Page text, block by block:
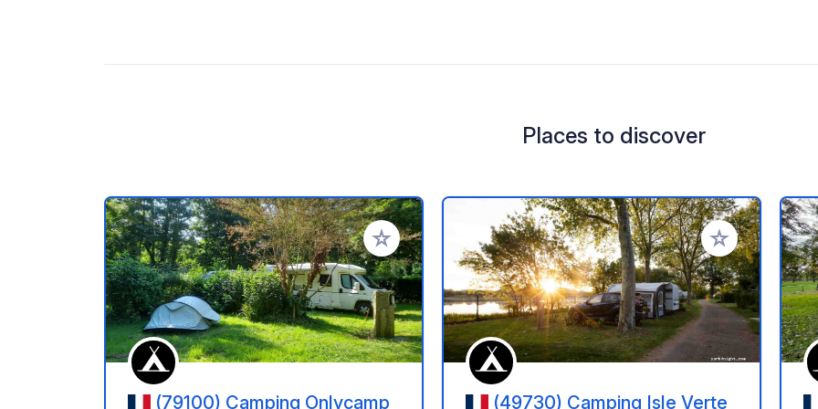
Places to discover
Add to your favorites
(79100) Camping Onlycamp
Add to your
(49730) Camping Isle Verte